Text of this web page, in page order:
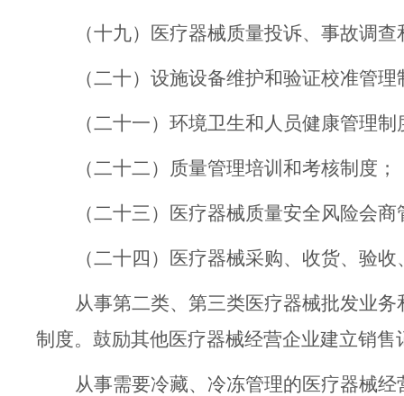
（十九） 医疗器械质量投诉、事故调
（二十） 设施设备维护和验证校准管理
（二十一） 环境卫生和人员健康管理制
（二十二） 质量管理培训 和考核制度；
（二十三） 医疗器械质量安全风险会商
（二十四） 医疗器械采购、收货、验
从事第二类、第三类医疗器械批发业
制度。鼓励其他医疗器械经营企业建立销售
从事需要冷藏、冷冻管理的医疗器械经